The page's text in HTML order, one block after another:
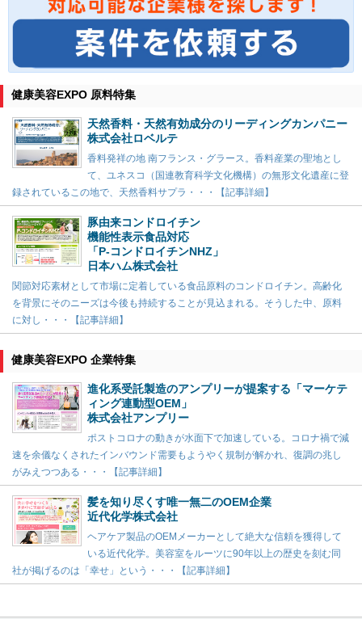
健康美容EXPO 原料特集
天然香料・天然有効成分のリーディングカンパニー
株式会社ロベルテ
香料発祥の地 南フランス・グラース。香料産業の聖地とし
て、ユネスコ（国連教育科学文化機構）の無形文化遺産に登
録されているこの地で、天然香料サプラ・・・【記事詳細】
豚由来コンドロイチン
機能性表示食品対応
「P-コンドロイチンNHZ」
日本ハム株式会社
関節対応素材として市場に定着している食品原料のコンドロイチン。高齢化
を背景にそのニーズは今後も持続することが見込まれる。そうした中、原料
に対し・・・【記事詳細】
健康美容EXPO 企業特集
進化系受託製造のアンプリーが提案する「マーケテ
ィング連動型OEM」
株式会社アンプリー
ポストコロナの動きが水面下で加速している。コロナ禍で減
速を余儀なくされたインバウンド需要もようやく規制が解かれ、復調の兆し
がみえつつある・・・【記事詳細】
髪を知り尽くす唯一無二のOEM企業
近代化学株式会社
ヘアケア製品のOEMメーカーとして絶大な信頼を獲得して
いる近代化学。美容室をルーツに90年以上の歴史を刻む同
社が掲げるのは「幸せ」という・・・【記事詳細】